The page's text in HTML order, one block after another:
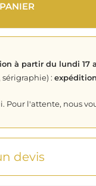
à partir du lundi 17
:
Pour l'attente, nous
devis